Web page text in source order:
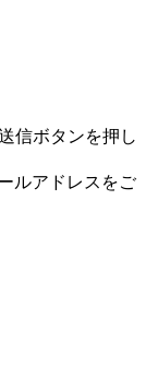
信ボタンを押し
ルアドレスをご